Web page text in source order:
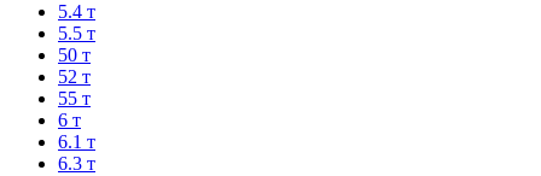
5.4 т
5.5 т
50 т
52 т
55 т
6 т
6.1 т
6.3 т